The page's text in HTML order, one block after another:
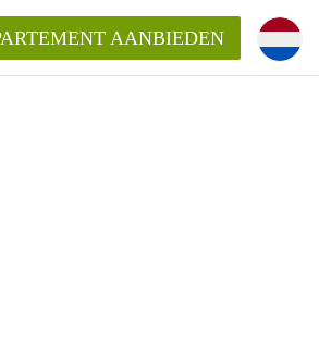
AANBIEDEN